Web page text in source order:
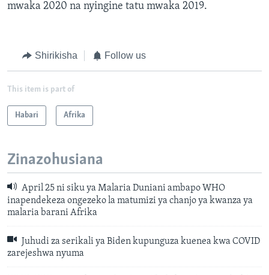
mwaka 2020 na nyingine tatu mwaka 2019.
Shirikisha Follow us
This item is part of
Habari Afrika
Zinazohusiana
April 25 ni siku ya Malaria Duniani ambapo WHO
inapendekeza ongezeko la matumizi ya chanjo ya kwanza ya
malaria barani Afrika
Juhudi za serikali ya Biden kupunguza kuenea kwa COVID
zarejeshwa nyuma